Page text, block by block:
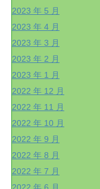
2023 年 5 月
2023 年 4 月
2023 年 3 月
2023 年 2 月
2023 年 1 月
2022 年 12 月
2022 年 11 月
2022 年 10 月
2022 年 9 月
2022 年 8 月
2022 年 7 月
2022 年 6 月